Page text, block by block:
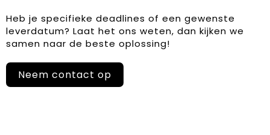
Heb je specifieke deadlines of een gewenste
leverdatum? Laat het ons weten, dan kijken we
samen naar de beste oplossing!
Neem contact op